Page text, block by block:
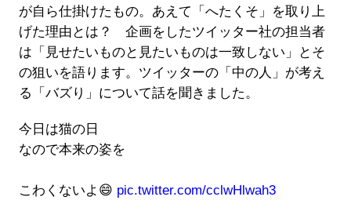
が自ら仕掛けたもの。あえて「へたくそ」を取り上
げた理由とは？ 企画をしたツイッター社の担当者
は「見せたいものと見たいものは一致しない」とそ
の狙いを語ります。ツイッターの「中の人」が考え
る「バズり」について話を聞きました。
今日は猫の日
なので本来の姿を
こわくないよ😄 pic.twitter.com/cclwHlwah3